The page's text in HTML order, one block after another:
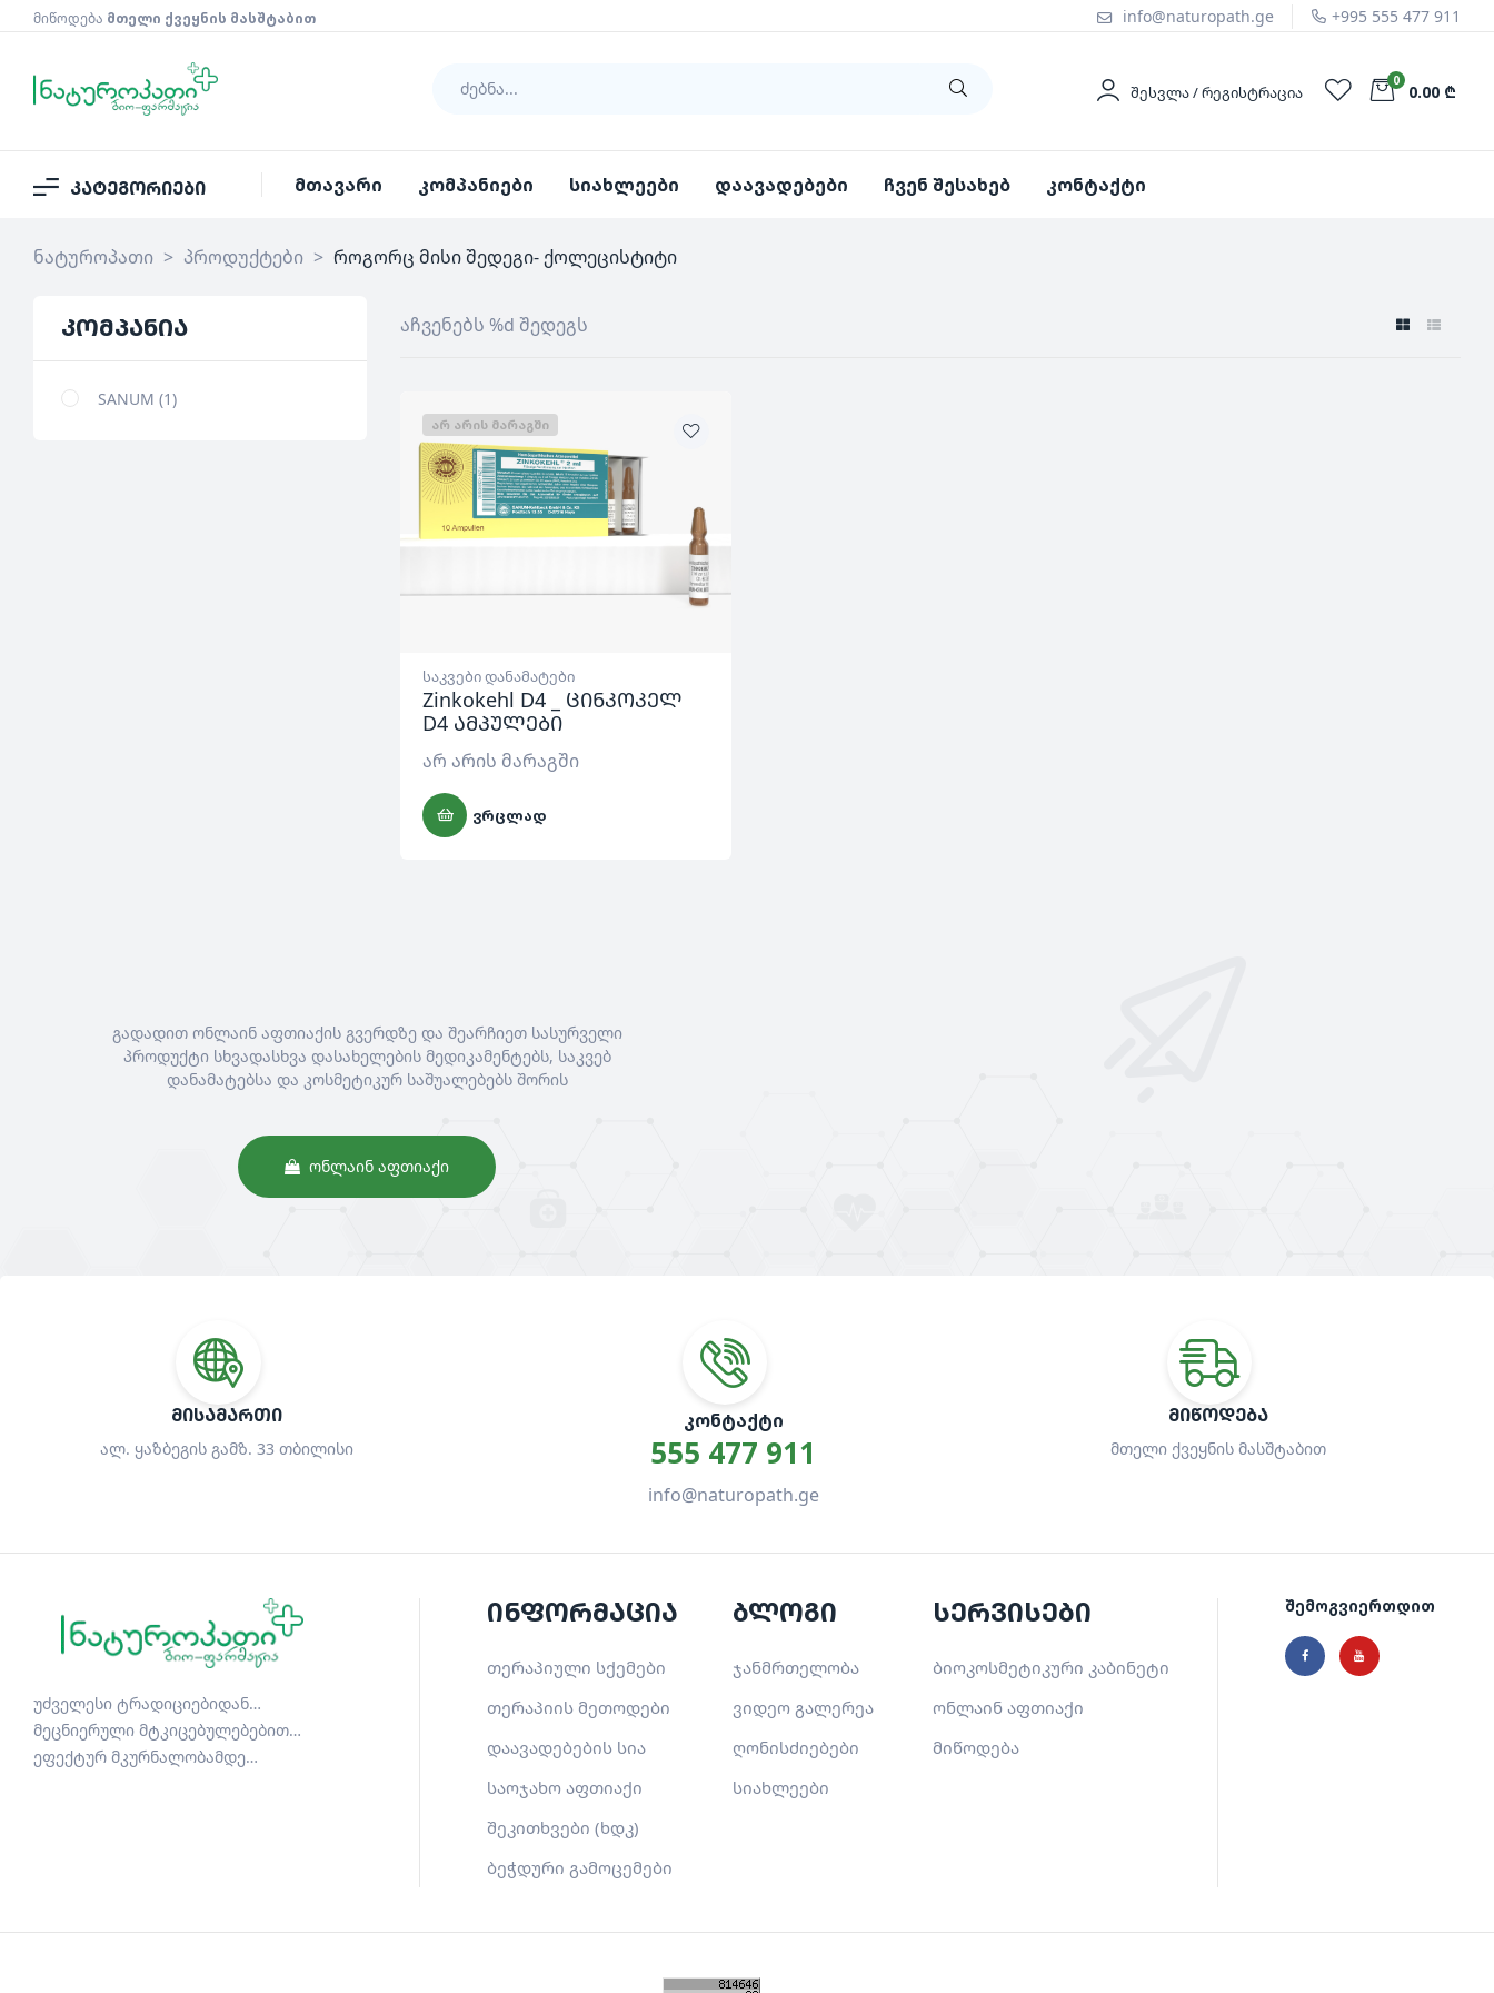
მიწოდება მთელი ქვეყნის მასშტაბით info@naturopath.ge +995 555 477 911
ᲨᲔᲡᲕᲚᲐ / ᲠᲔᲒᲘᲡᲢᲠᲐᲪᲘᲐ
0
0.00 ₾
კატეგორიები მთავარი კომპანიები სიახლეები დაავადებები ჩვენ შესახებ კონტაქტი
ნატუროპათი > პროდუქტები > როგორც მისი შედეგი- ქოლეცისტიტი
აჩვენებს %d შედეგს
ᲐᲠ ᲐᲠᲘᲡ ᲛᲐᲠᲐᲒᲨᲘ
საკვები დანამატები
Zinkokehl D4 _ ცინკოკელ
D4 ამპულები
არ არის მარაგში
ᲕᲠᲪᲚᲐᲓ
კომპანია
SANUM 1
გადადით ონლაინ აფთიაქის გვერდზე და შეარჩიეთ სასურველი
პროდუქტი სხვადასხვა დასახელების მედიკამენტებს, საკვებ
დანამატებსა და კოსმეტიკურ საშუალებებს შორის
ᲝᲜᲚᲐᲘᲜ ᲐᲤᲗᲘᲐᲥᲘ
ᲛᲘᲡᲐᲛᲐᲠᲗᲘ
ალ. ყაზბეგის გამზ. 33 თბილისი
ᲙᲝᲜᲢᲐᲥᲢᲘ
555 477 911
info@naturopath.ge
ᲛᲘᲬᲝᲓᲔᲑᲐ
მთელი ქვეყნის მასშტაბით
უძველესი ტრადიციებიდან…
მეცნიერული მტკიცებულებებით…
ეფექტურ მკურნალობამდე…
ინფორმაცია
თერაპიული სქემები
თერაპიის მეთოდები
დაავადებების სია
საოჯახო აფთიაქი
შეკითხვები (ხდკ)
ბეჭდური გამოცემები
ბლოგი
ჯანმრთელობა
ვიდეო გალერეა
ღონისძიებები
სიახლეები
სერვისები
ბიოკოსმეტიკური კაბინეტი
ონლაინ აფთიაქი
მიწოდება
შემოგვიერთდით